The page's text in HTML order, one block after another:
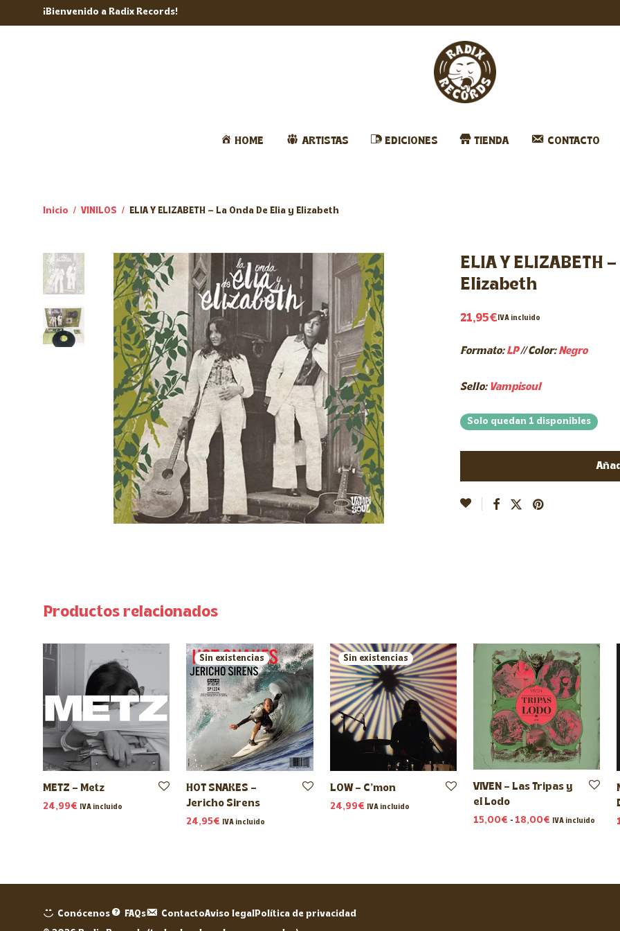
¡Bienvenido a Radix Records!
HOME ARTISTAS EDICIONES TIENDA CONTACTO
Inicio / VINILOS / ELIA Y ELIZABETH – La Onda De Elia y Elizabeth
ELIA Y ELIZABETH
Elizabeth
21,95€IVA incluido
Formato:LP// Color:Negro
Sello:Vampisoul
Solo quedan 1 disponibles
Productos relacionados
METZ – Metz
24,99€ IVA incluido
HOT SNAKES –
Jericho Sirens
24,95€ IVA incluido
LOW – C’mon
24,99€ IVA incluido
VIVEN – Las Tripas y
el Lodo
15,00€ - 18,00€Rango de
IVA incluido
Conócenos FAQs ContactoAviso legalPolítica de privacidad